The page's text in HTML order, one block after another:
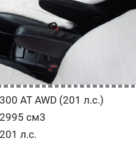
300 AT AWD (201 л.с.)
2995 см3
201 л.с.